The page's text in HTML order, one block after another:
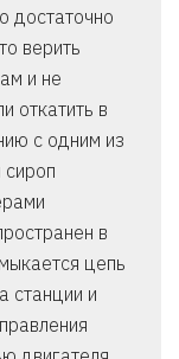
достаточно
верить
и не
откатить в
с одним из
в
цепь
станции и